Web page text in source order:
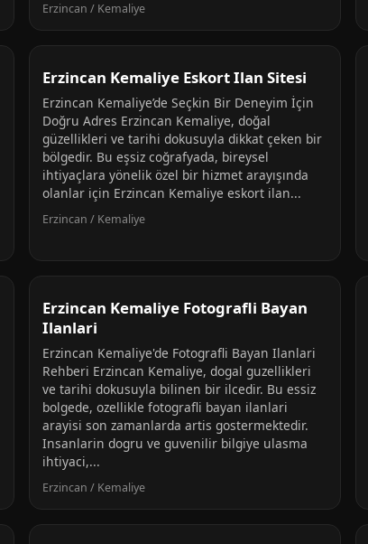
Erzincan / Kemaliye
Erzincan Kemaliye Eskort Ilan Sitesi
Erzincan Kemaliye’de Seçkin Bir Deneyim İçin
Doğru Adres Erzincan Kemaliye, doğal
güzellikleri ve tarihi dokusuyla dikkat çeken bir
bölgedir. Bu eşsiz coğrafyada, bireysel
ihtiyaçlara yönelik özel bir hizmet arayışında
olanlar için Erzincan Kemaliye eskort ilan...
Erzincan / Kemaliye
Erzincan Kemaliye Fotografli Bayan
Ilanlari
Erzincan Kemaliye'de Fotografli Bayan Ilanlari
Rehberi Erzincan Kemaliye, dogal guzellikleri
ve tarihi dokusuyla bilinen bir ilcedir. Bu essiz
bolgede, ozellikle fotografli bayan ilanlari
arayisi son zamanlarda artis gostermektedir.
Insanlarin dogru ve guvenilir bilgiye ulasma
ihtiyaci,...
Erzincan / Kemaliye